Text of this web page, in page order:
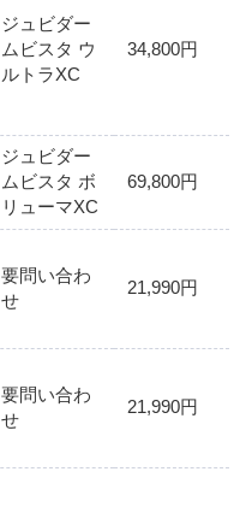
ジュビダー
ムビスタ ウ
ルトラXC
34,800円
ジュビダー
ムビスタ ボ
リューマXC
69,800円
要問い合わ
せ
21,990円
要問い合わ
せ
21,990円